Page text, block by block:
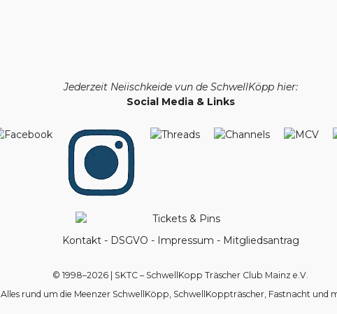
Jederzeit Neiischkeide vun de SchwellKöpp hier:
Social Media & Links
Kontakt- DSGVO - Impressum - Mitgliedsantrag
© 1998–2026 | SKTC – SchwellKopp Träscher Club Mainz e.V.
Alles rund um die Meenzer SchwellKöpp, SchwellKoppträscher, Fastnacht und